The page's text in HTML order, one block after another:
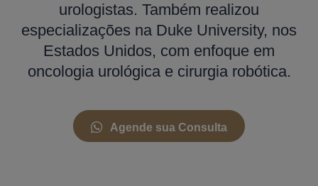
urologistas. Também realizou
especializações na Duke University, nos
Estados Unidos, com enfoque em
oncologia urológica e cirurgia robótica.
Agende sua Consulta